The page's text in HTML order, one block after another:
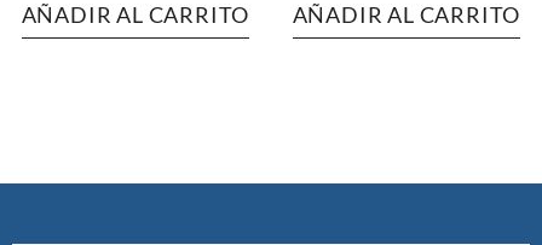
AÑADIR AL CARRITO AÑADIR AL CARRITO